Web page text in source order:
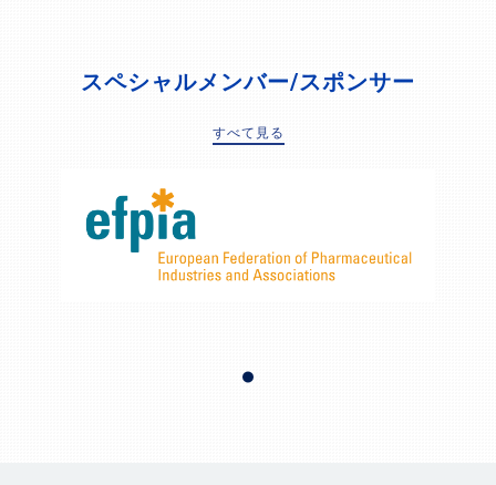
スペシャルメンバー/スポンサー
すべて見る